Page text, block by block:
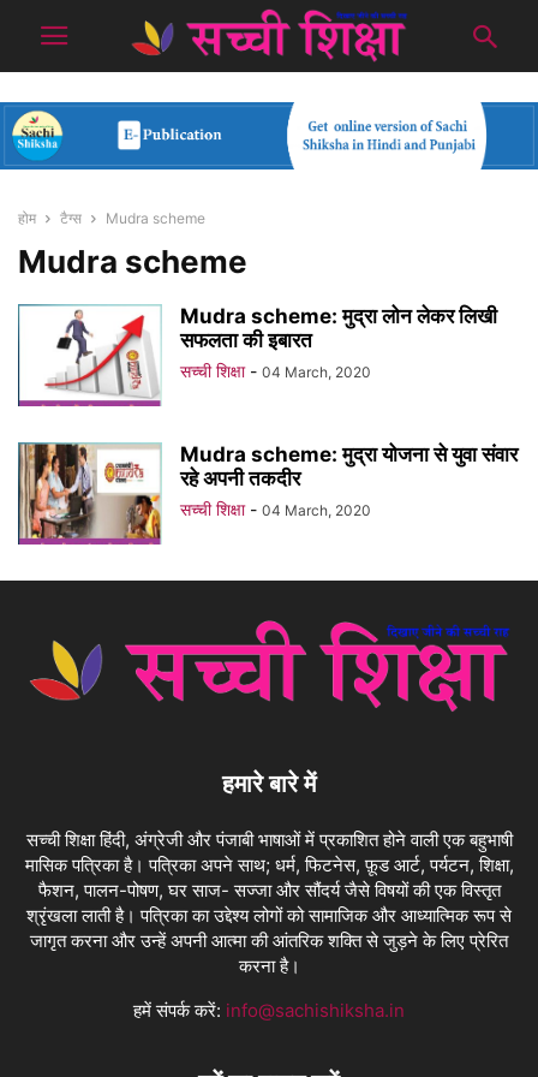
होम टैग्स Mudra scheme
Mudra scheme
Mudra scheme: मुद्रा लोन लेकर लिखी
सफलता की इबारत
सच्ची शिक्षा - 04 March, 2020
Mudra scheme: मुद्रा योजना से युवा संवार
रहे अपनी तकदीर
सच्ची शिक्षा - 04 March, 2020
हमारे बारे में
सच्ची शिक्षा हिंदी, अंग्रेजी और पंजाबी भाषाओं में प्रकाशित होने वाली एक बहुभाषी
मासिक पत्रिका है। पत्रिका अपने साथ; धर्म, फिटनेस, फ़ूड आर्ट, पर्यटन, शिक्षा,
फैशन, पालन-पोषण, घर साज- सज्जा और सौंदर्य जैसे विषयों की एक विस्तृत
श्रृंखला लाती है। पत्रिका का उद्देश्य लोगों को सामाजिक और आध्यात्मिक रूप से
जागृत करना और उन्हें अपनी आत्मा की आंतरिक शक्ति से जुड़ने के लिए प्रेरित
करना है।
हमें संपर्क करें: info@sachishiksha.in